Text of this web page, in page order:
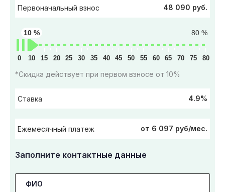
Первоначальный взнос 48 090 руб.
80 %
10 %
0 10 15 20 25 30 35 40 45 50 55 60 65 70 75 80
*Скидка действует при первом взносе от 10%
Ставка 4.9%
Ежемесячный платеж от 6 097 руб/мес.
Заполните контактные данные